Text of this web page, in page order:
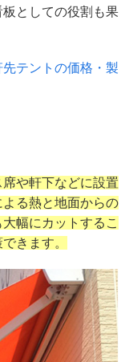
としての役割も果
テントの価格・製
席や軒下などに設置
る熱と地面からの
幅にカットするこ
きます。